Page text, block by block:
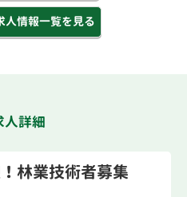
人情報一覧を見る
人詳細
林業技術者募集